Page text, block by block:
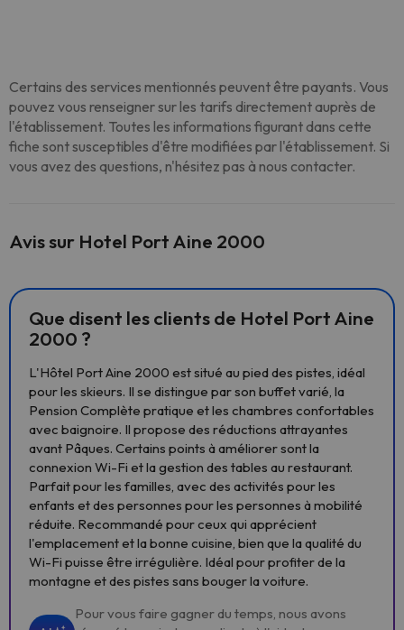
Certains des services mentionnés peuvent être payants. Vous
pouvez vous renseigner sur les tarifs directement auprès de
l'établissement. Toutes les informations figurant dans cette
fiche sont susceptibles d'être modifiées par l'établissement. Si
vous avez des questions, n'hésitez pas à nous contacter.
Avis sur Hotel Port Aine 2000
Que disent les clients de Hotel Port Aine
2000 ?
L'Hôtel Port Aine 2000 est situé au pied des pistes, idéal
pour les skieurs. Il se distingue par son buffet varié, la
Pension Complète pratique et les chambres confortables
avec baignoire. Il propose des réductions attrayantes
avant Pâques. Certains points à améliorer sont la
connexion Wi-Fi et la gestion des tables au restaurant.
Parfait pour les familles, avec des activités pour les
enfants et des personnes pour les personnes à mobilité
réduite. Recommandé pour ceux qui apprécient
l'emplacement et la bonne cuisine, bien que la qualité du
Wi-Fi puisse être irrégulière. Idéal pour profiter de la
montagne et des pistes sans bouger la voiture.
Pour vous faire gagner du temps, nous avons